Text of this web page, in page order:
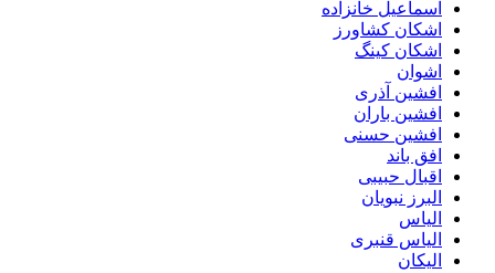
اسماعیل خانزاده
اشکان کشاورز
اشکان کینگ
اشوان
افشین آذری
افشین باران
افشین حسنی
افق باند
اقبال حبیبی
البرز نبویان
الیاس
الیاس قنبرى
الیکان